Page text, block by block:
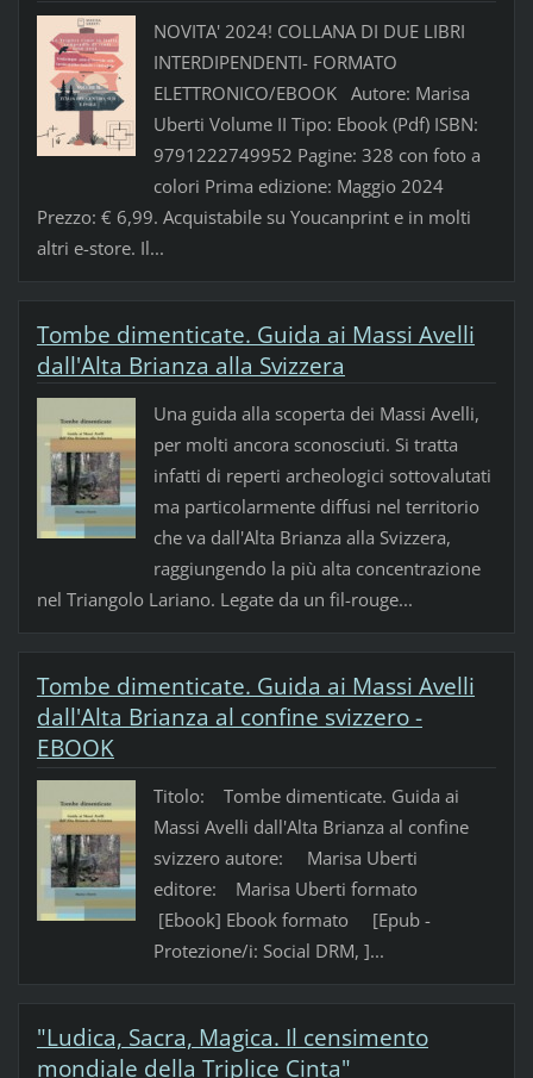
NOVITA' 2024! COLLANA DI DUE LIBRI
INTERDIPENDENTI- FORMATO
ELETTRONICO/EBOOK Autore: Marisa
Uberti Volume II Tipo: Ebook (Pdf) ISBN:
9791222749952 Pagine: 328 con foto a
colori Prima edizione: Maggio 2024
Prezzo: € 6,99. Acquistabile su Youcanprint e in molti
altri e-store. Il...
Tombe dimenticate. Guida ai Massi Avelli
dall'Alta Brianza alla Svizzera
Una guida alla scoperta dei Massi Avelli,
per molti ancora sconosciuti. Si tratta
infatti di reperti archeologici sottovalutati
ma particolarmente diffusi nel territorio
che va dall'Alta Brianza alla Svizzera,
raggiungendo la più alta concentrazione
nel Triangolo Lariano. Legate da un fil-rouge...
Tombe dimenticate. Guida ai Massi Avelli
dall'Alta Brianza al confine svizzero -
EBOOK
Titolo: Tombe dimenticate. Guida ai
Massi Avelli dall'Alta Brianza al confine
svizzero autore: Marisa Uberti
editore: Marisa Uberti formato
[Ebook] Ebook formato [Epub -
Protezione/i: Social DRM, ]...
"Ludica, Sacra, Magica. Il censimento
mondiale della Triplice Cinta"